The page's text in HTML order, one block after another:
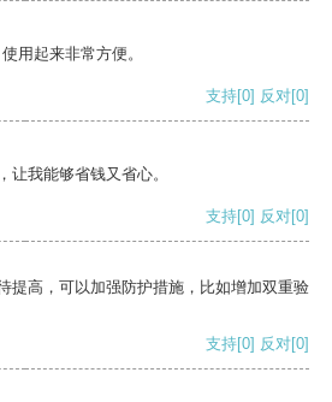
用起来非常方便。
支持[0] 反对[0]
让我能够省钱又省心。
支持[0] 反对[0]
提高，可以加强防护措施，比如增加双重验
支持[0] 反对[0]